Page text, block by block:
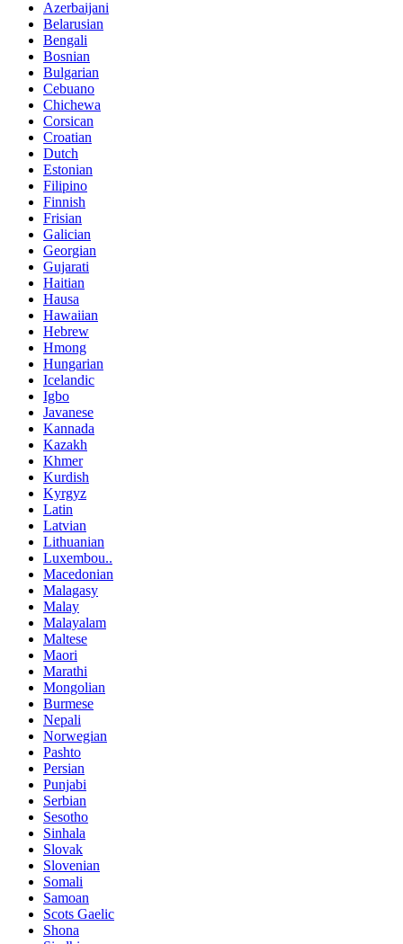
Azerbaijani
Belarusian
Bengali
Bosnian
Bulgarian
Cebuano
Chichewa
Corsican
Croatian
Dutch
Estonian
Filipino
Finnish
Frisian
Galician
Georgian
Gujarati
Haitian
Hausa
Hawaiian
Hebrew
Hmong
Hungarian
Icelandic
Igbo
Javanese
Kannada
Kazakh
Khmer
Kurdish
Kyrgyz
Latin
Latvian
Lithuanian
Luxembou..
Macedonian
Malagasy
Malay
Malayalam
Maltese
Maori
Marathi
Mongolian
Burmese
Nepali
Norwegian
Pashto
Persian
Punjabi
Serbian
Sesotho
Sinhala
Slovak
Slovenian
Somali
Samoan
Scots Gaelic
Shona